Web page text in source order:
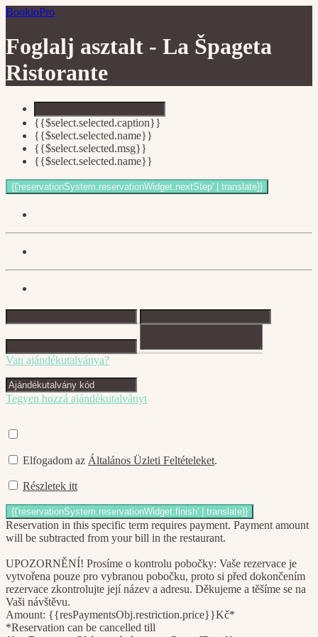
BookioPro
Foglalj asztalt - La Špageta
Ristorante
{{$select.selected.caption}}
{{$select.selected.name}}
{{$select.selected.msg}}
{{$select.selected.name}}
Van ajándékutalványa?
Tegyen hozzá ajándékutalványt
Elfogadom az Általános Üzleti Feltételeket.
Részletek itt
Reservation in this specific term requires payment. Payment amount
will be subtracted from your bill in the restaurant.
UPOZORNĚNÍ! Prosíme o kontrolu pobočky: Vaše rezervace je
vytvořena pouze pro vybranou pobočku, proto si před dokončením
rezervace zkontrolujte její název a adresu. Děkujeme a těšíme se na
Vaši návštěvu.
Amount: {{resPaymentsObj.restriction.price}}Kč*
*Reservation can be cancelled till